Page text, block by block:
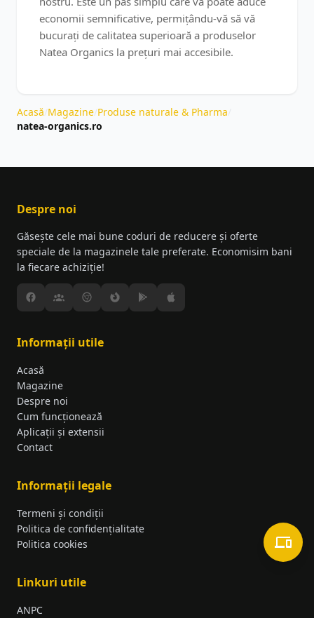
economii semnificative, permițându-vă să vă
bucurați de calitatea superioară a produselor
Natea Organics la prețuri mai accesibile.
Acasă Magazine Produse naturale & Pharma
natea-organics.ro
Despre noi
Găsește cele mai bune coduri de reducere și oferte
speciale de la magazinele tale preferate. Economisim bani
la fiecare achiziție!
Informații utile
Acasă
Magazine
Despre noi
Cum funcționează
Aplicații și extensii
Contact
Informații legale
Termeni și condiții
Politica de confidențialitate
Politica cookies
Linkuri utile
ANPC